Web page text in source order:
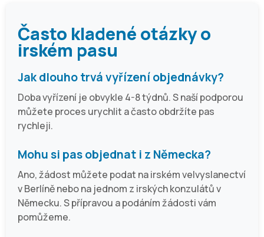
Často kladené otázky o
irském pasu
Jak dlouho trvá vyřízení objednávky?
Doba vyřízení je obvykle 4-8 týdnů. S naší podporou
můžete proces urychlit a často obdržíte pas
rychleji.
Mohu si pas objednat i z Německa?
Ano, žádost můžete podat na irském velvyslanectví
v Berlíně nebo na jednom z irských konzulátů v
Německu. S přípravou a podáním žádosti vám
pomůžeme.